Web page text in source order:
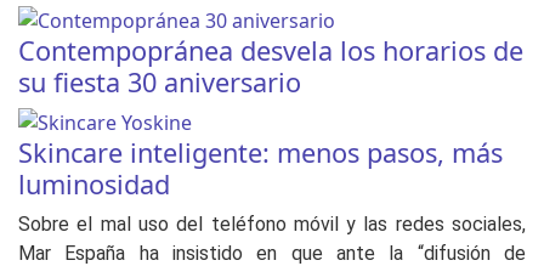
Contempopránea desvela los horarios de
su fiesta 30 aniversario
Skincare inteligente: menos pasos, más
luminosidad
Sobre el mal uso del teléfono móvil y las redes sociales,
Mar España ha insistido en que ante la “difusión de